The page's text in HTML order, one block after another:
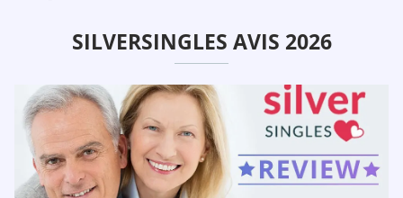
SILVERSINGLES AVIS 2026